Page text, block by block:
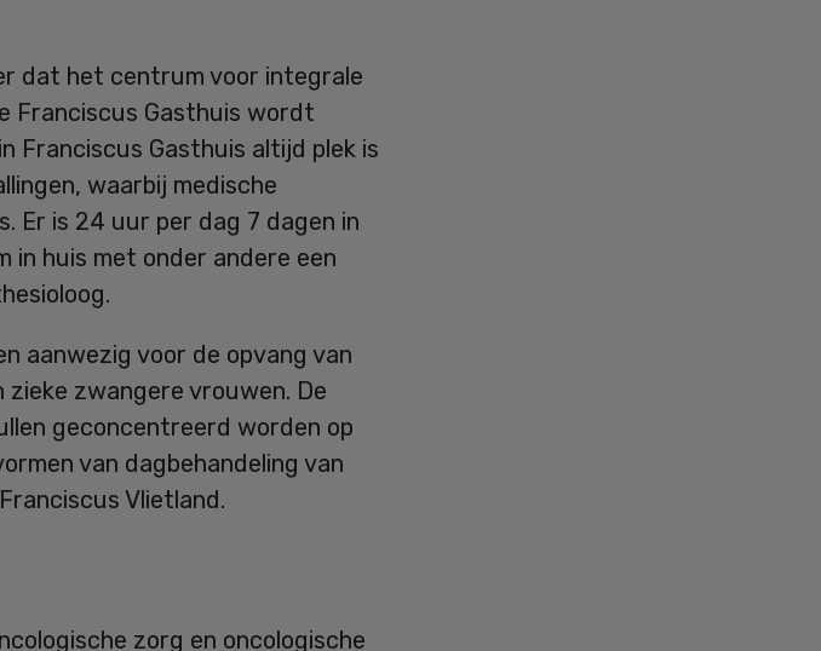
dat het centrum voor integrale
Franciscus Gasthuis wordt
Franciscus Gasthuis altijd plek is
waarbij medische
Er is 24 uur per dag 7 dagen in
in huis met onder andere een
aanwezig voor de opvang van
zieke zwangere vrouwen. De
geconcentreerd worden op
van dagbehandeling van
Vlietland.
zorg en oncologische